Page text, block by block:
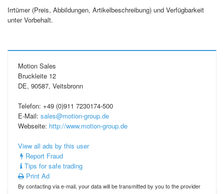
Irrtümer (Preis, Abbildungen, Artikelbeschreibung) und Verfügbarkeit
unter Vorbehalt.
Motion Sales
Bruckleite 12
DE, 90587, Veitsbronn
Telefon: +49 (0)911 7230174-500
E-Mail: sales@motion-group.de
Webseite: http://www.motion-group.de
View all ads by this user
Report Fraud
Tips for safe trading
Print Ad
By contacting via e-mail, your data will be transmitted by you to the provider